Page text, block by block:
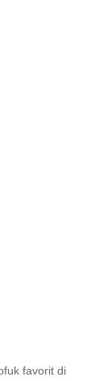
favorit di